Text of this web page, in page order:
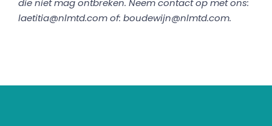
die niet mag ontbreken. Neem contact op met ons:
laetitia@nlmtd.com of: boudewijn@nlmtd.com.